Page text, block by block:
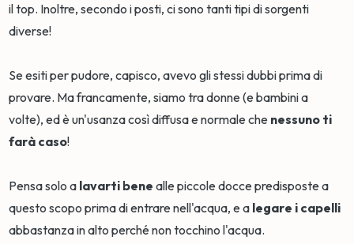
il top. Inoltre, secondo i posti, ci sono tanti tipi di sorgenti
diverse!
Se esiti per pudore, capisco, avevo gli stessi dubbi prima di
provare. Ma francamente, siamo tra donne (e bambini a
volte), ed è un'usanza così diffusa e normale che nessuno ti
farà caso!
Pensa solo a lavarti bene alle piccole docce predisposte a
questo scopo prima di entrare nell'acqua, e a legare i capelli
abbastanza in alto perché non tocchino l'acqua.